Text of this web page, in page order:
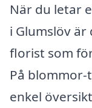
När du letar
i Glumslöv
florist som
På
enkel